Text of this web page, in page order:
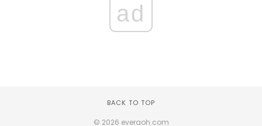
ad
BACK TO TOP
© 2026 everaoh.com